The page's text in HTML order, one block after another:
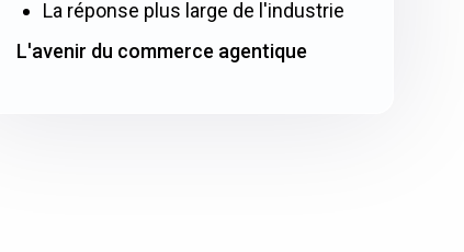
La réponse plus large de l'industrie
L'avenir du commerce agentique